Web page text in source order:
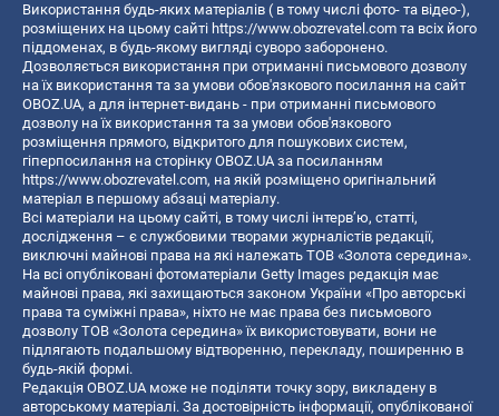
Використання будь-яких матеріалів ( в тому числі фото- та відео-),
розміщених на цьому сайті https://www.obozrevatel.com та всіх його
піддоменах, в будь-якому вигляді суворо заборонено.
Дозволяється використання при отриманні письмового дозволу
на їх використання та за умови обов'язкового посилання на сайт
OBOZ.UA, а для інтернет-видань - при отриманні письмового
дозволу на їх використання та за умови обов'язкового
розміщення прямого, відкритого для пошукових систем,
гіперпосилання на сторінку OBOZ.UA за посиланням
https://www.obozrevatel.com, на якій розміщено оригінальний
матеріал в першому абзаці матеріалу.
Всі матеріали на цьому сайті, в тому числі інтерв’ю, статті,
дослідження – є службовими творами журналістів редакції,
виключні майнові права на які належать ТОВ «Золота середина».
На всі опубліковані фотоматеріали Getty Images редакція має
майнові права, які захищаються законом України «Про авторські
права та суміжні права», ніхто не має права без письмового
дозволу ТОВ «Золота середина» їх використовувати, вони не
підлягають подальшому відтворенню, перекладу, поширенню в
будь-якій формі.
Редакція OBOZ.UA може не поділяти точку зору, викладену в
авторському матеріалі. За достовірність інформації, опублікованої